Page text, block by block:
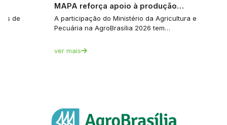
de
MAPA reforça apoio à produção…
A participação do Ministério da Agricultura e
Pecuária na AgroBrasília 2026 tem…
ver mais